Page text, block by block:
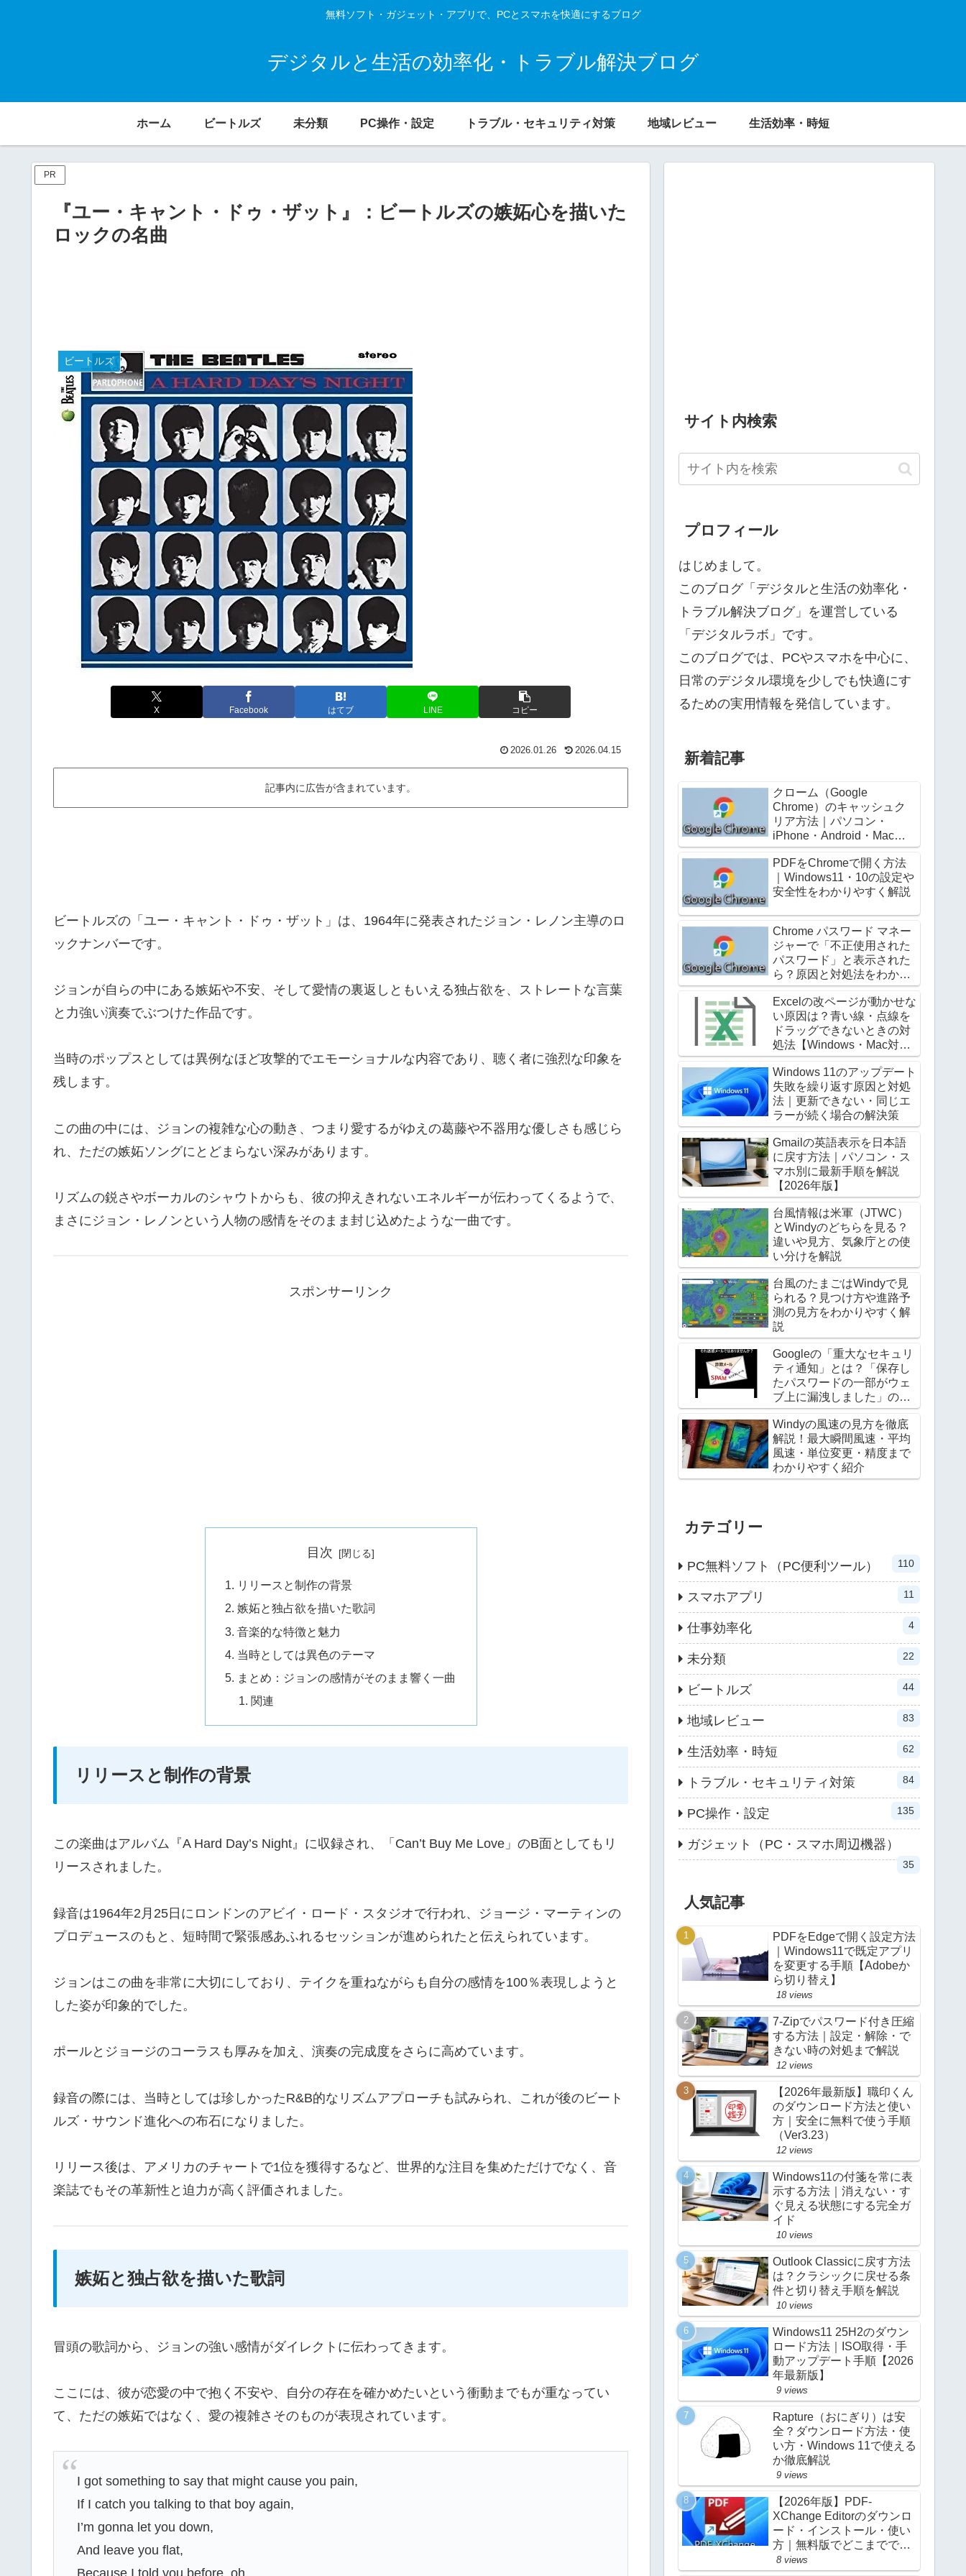
無料ソフト・ガジェット・アプリで、PCとスマホを快適にするブログ
デジタルと生活の効率化・トラブル解決ブログ
ホーム ビートルズ 未分類 PC操作・設定 トラブル・セキュリティ対策 地域レビュー 生活効率・時短
PR
『ユー・キャント・ドゥ・ザット』：ビートルズの嫉妬心を描いた
ロックの名曲
ビートルズ
X Facebook はてブ LINE コピー
2026.01.26 2026.04.15
記事内に広告が含まれています。
ビートルズの「ユー・キャント・ドゥ・ザット」は、1964年に発表されたジョン・レノン主導のロ
ックナンバーです。
ジョンが自らの中にある嫉妬や不安、そして愛情の裏返しともいえる独占欲を、ストレートな言葉
と力強い演奏でぶつけた作品です。
当時のポップスとしては異例なほど攻撃的でエモーショナルな内容であり、聴く者に強烈な印象を
残します。
この曲の中には、ジョンの複雑な心の動き、つまり愛するがゆえの葛藤や不器用な優しさも感じら
れ、ただの嫉妬ソングにとどまらない深みがあります。
リズムの鋭さやボーカルのシャウトからも、彼の抑えきれないエネルギーが伝わってくるようで、
まさにジョン・レノンという人物の感情をそのまま封じ込めたような一曲です。
スポンサーリンク
目次
リリースと制作の背景
嫉妬と独占欲を描いた歌詞
音楽的な特徴と魅力
当時としては異色のテーマ
まとめ：ジョンの感情がそのまま響く一曲
関連
リリースと制作の背景
この楽曲はアルバム『A Hard Day’s Night』に収録され、「Can’t Buy Me Love」のB面としてもリ
リースされました。
録音は1964年2月25日にロンドンのアビイ・ロード・スタジオで行われ、ジョージ・マーティンの
プロデュースのもと、短時間で緊張感あふれるセッションが進められたと伝えられています。
ジョンはこの曲を非常に大切にしており、テイクを重ねながらも自分の感情を100％表現しようと
した姿が印象的でした。
ポールとジョージのコーラスも厚みを加え、演奏の完成度をさらに高めています。
録音の際には、当時としては珍しかったR&B的なリズムアプローチも試みられ、これが後のビート
ルズ・サウンド進化への布石になりました。
リリース後は、アメリカのチャートで1位を獲得するなど、世界的な注目を集めただけでなく、音
楽誌でもその革新性と迫力が高く評価されました。
嫉妬と独占欲を描いた歌詞
冒頭の歌詞から、ジョンの強い感情がダイレクトに伝わってきます。
ここには、彼が恋愛の中で抱く不安や、自分の存在を確かめたいという衝動までもが重なってい
て、ただの嫉妬ではなく、愛の複雑さそのものが表現されています。
I got something to say that might cause you pain,
If I catch you talking to that boy again,
I’m gonna let you down,
And leave you flat,
Because I told you before, oh,
サイト内検索
プロフィール
はじめまして。
このブログ「デジタルと生活の効率化・
トラブル解決ブログ」を運営している
「デジタルラボ」です。
このブログでは、PCやスマホを中心に、
日常のデジタル環境を少しでも快適にす
るための実用情報を発信しています。
新着記事
クローム（Google
Chrome）のキャッシュク
リア方法｜パソコン・
iPhone・Android・Mac別
にわかりやすく解説
PDFをChromeで開く方法
｜Windows11・10の設定や
安全性をわかりやすく解説
Chrome パスワード マネー
ジャーで「不正使用された
パスワード」と表示された
ら？原因と対処法をわかり
やすく解説
Excelの改ページが動かせな
い原因は？青い線・点線を
ドラッグできないときの対
処法【Windows・Mac対
応】
Windows 11のアップデート
失敗を繰り返す原因と対処
法｜更新できない・同じエ
ラーが続く場合の解決策
Gmailの英語表示を日本語
に戻す方法｜パソコン・ス
マホ別に最新手順を解説
【2026年版】
台風情報は米軍（JTWC）
とWindyのどちらを見る？
違いや見方、気象庁との使
い分けを解説
台風のたまごはWindyで見
られる？見つけ方や進路予
測の見方をわかりやすく解
説
Googleの「重大なセキュリ
ティ通知」とは？「保存し
たパスワードの一部がウェ
ブ上に漏洩しました」の対
処法
Windyの風速の見方を徹底
解説！最大瞬間風速・平均
風速・単位変更・精度まで
わかりやすく紹介
カテゴリー
PC無料ソフト（PC便利ツール） 110
スマホアプリ 11
仕事効率化 4
未分類 22
ビートルズ 44
地域レビュー 83
生活効率・時短 62
トラブル・セキュリティ対策 84
PC操作・設定 135
ガジェット（PC・スマホ周辺機器）
35
人気記事
PDFをEdgeで開く設定方法
｜Windows11で既定アプリ
を変更する手順【Adobeか
ら切り替え】
18 views
7-Zipでパスワード付き圧縮
する方法｜設定・解除・で
きない時の対処まで解説
12 views
【2026年最新版】職印くん
のダウンロード方法と使い
方｜安全に無料で使う手順
（Ver3.23）
12 views
Windows11の付箋を常に表
示する方法｜消えない・す
ぐ見える状態にする完全ガ
イド
10 views
Outlook Classicに戻す方法
は？クラシックに戻せる条
件と切り替え手順を解説
10 views
Windows11 25H2のダウン
ロード方法｜ISO取得・手
動アップデート手順【2026
年最新版】
9 views
Rapture（おにぎり）は安
全？ダウンロード方法・使
い方・Windows 11で使える
か徹底解説
9 views
【2026年版】PDF-
XChange Editorのダウンロ
ード・インストール・使い
方｜無料版でどこまででき
る？
8 views